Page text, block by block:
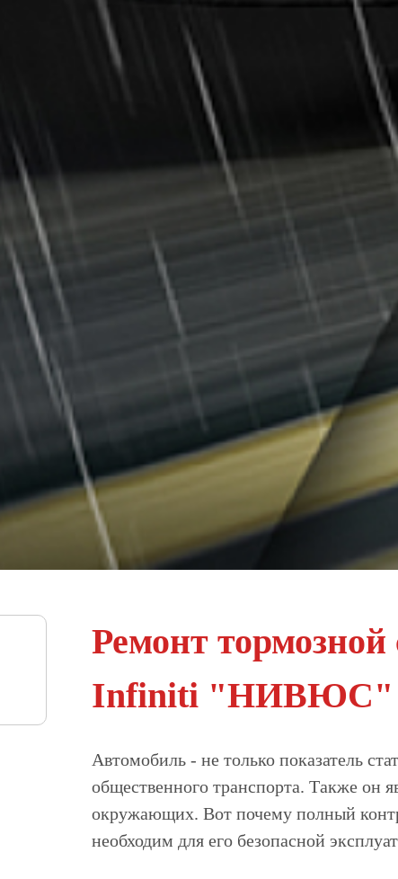
Ремонт
Infiniti "НИВЮС"
Автомобиль - не только показатель
общественного транспорта. Также он
окружающих. Вот почему полный
необходим для его безопасной